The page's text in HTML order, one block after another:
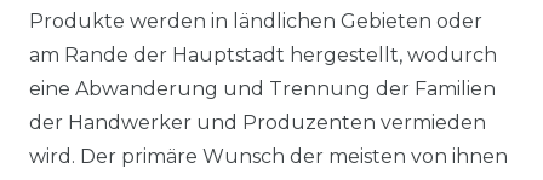
Produkte werden in ländlichen Gebieten oder
am Rande der Hauptstadt hergestellt, wodurch
eine Abwanderung und Trennung der Familien
der Handwerker und Produzenten vermieden
wird. Der primäre Wunsch der meisten von ihnen